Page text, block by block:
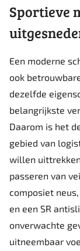
Sportieve
Een moderne
ook
dezelfde
belangrijkste
Daarom is het
gebied van
willen
passeren van
composiet
en een SR
onverwachte
uitneembaar